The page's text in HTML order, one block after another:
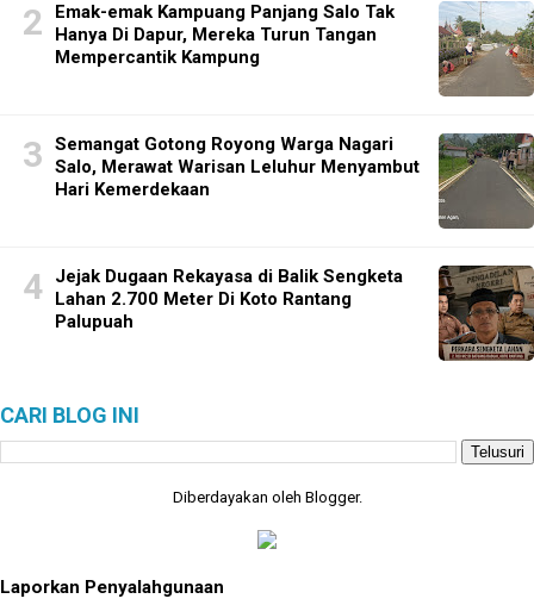
Emak-emak Kampuang Panjang Salo Tak
Hanya Di Dapur, Mereka Turun Tangan
Mempercantik Kampung
Semangat Gotong Royong Warga Nagari
Salo, Merawat Warisan Leluhur Menyambut
Hari Kemerdekaan
Jejak Dugaan Rekayasa di Balik Sengketa
Lahan 2.700 Meter Di Koto Rantang
Palupuah
CARI BLOG INI
Diberdayakan oleh Blogger.
Laporkan Penyalahgunaan